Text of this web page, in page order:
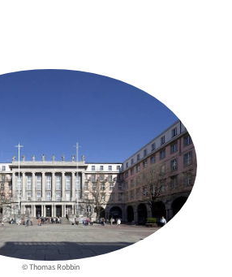
© Thomas Robbin